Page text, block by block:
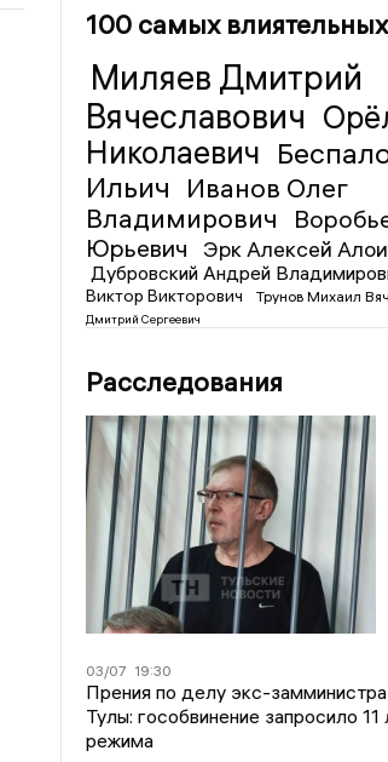
100 самых
Миляев Дмитрий
Вячеславович
Николаевич
Ильич
Иванов Олег
Владимирович
Юрьевич
Эрк Алексей
Дубровский Андрей
Виктор Викторович
Трунов Михаил
Дмитрий Сергеевич
Расследования
03/07 19:30
Прения по делу экс-
Тулы: гособвинение запросило 11
режима